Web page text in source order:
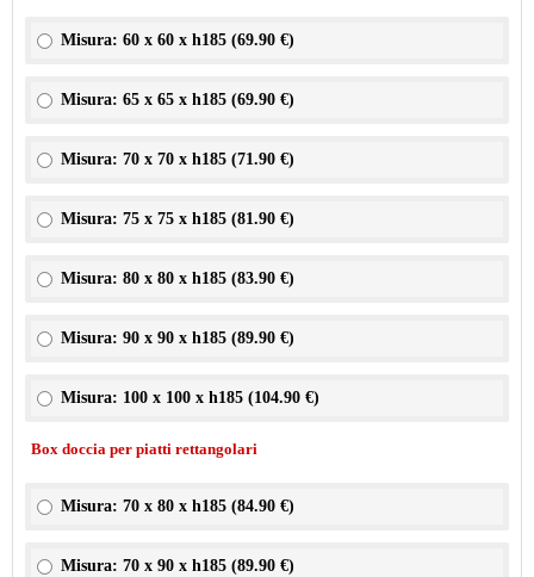
Misura: 60 x 60 x h185 (69.90 €)
Misura: 65 x 65 x h185 (69.90 €)
Misura: 70 x 70 x h185 (71.90 €)
Misura: 75 x 75 x h185 (81.90 €)
Misura: 80 x 80 x h185 (83.90 €)
Misura: 90 x 90 x h185 (89.90 €)
Misura: 100 x 100 x h185 (104.90 €)
Box doccia per piatti rettangolari
Misura: 70 x 80 x h185 (84.90 €)
Misura: 70 x 90 x h185 (89.90 €)